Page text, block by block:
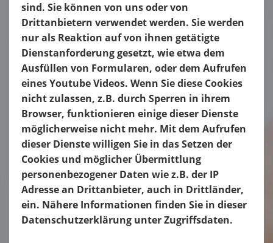
sind. Sie können von uns oder von
Drittanbietern verwendet werden. Sie werden
nur als Reaktion auf von ihnen getätigte
Dienstanforderung gesetzt, wie etwa dem
Ausfüllen von Formularen, oder dem Aufrufen
eines Youtube Videos. Wenn Sie diese Cookies
nicht zulassen, z.B. durch Sperren in ihrem
Browser, funktionieren einige dieser Dienste
möglicherweise nicht mehr. Mit dem Aufrufen
dieser Dienste willigen Sie in das Setzen der
Cookies und möglicher Übermittlung
personenbezogener Daten wie z.B. der IP
Adresse an Drittanbieter, auch in Drittländer,
ein. Nähere Informationen finden Sie in dieser
Datenschutzerklärung unter Zugriffsdaten.